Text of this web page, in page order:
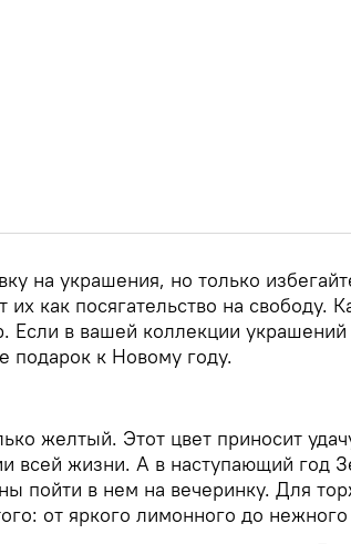
на украшения, но только
их как посягательство на свободу.
Если в вашей коллекции украшений
подарок к Новому году.
желтый. Этот цвет приносит
всей жизни. А в наступающий год
пойти в нем на вечеринку. Для
от яркого лимонного до